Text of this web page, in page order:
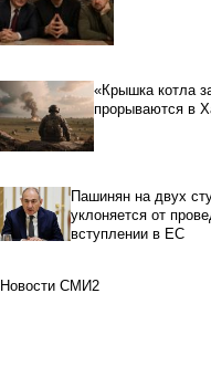
«Крышка котла
прорываются в
Пашинян на двух
уклоняется от
вступлении в ЕС
Новости СМИ2